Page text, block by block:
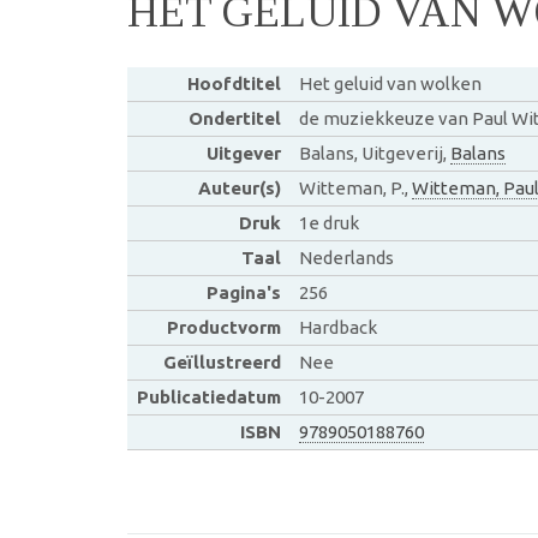
HET GELUID VAN
Hoofdtitel
Het geluid van wolken
Ondertitel
de muziekkeuze van Paul
Uitgever
Balans, Uitgeverij, Balans
Auteur(s)
Witteman, P., Witteman, Paul
Druk
1e druk
Taal
Nederlands
Pagina's
256
Productvorm
Hardback
Geïllustreerd
Nee
Publicatiedatum
10-2007
ISBN
9789050188760